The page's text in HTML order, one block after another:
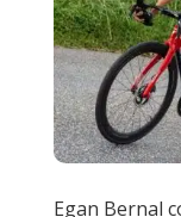
Egan Bernal